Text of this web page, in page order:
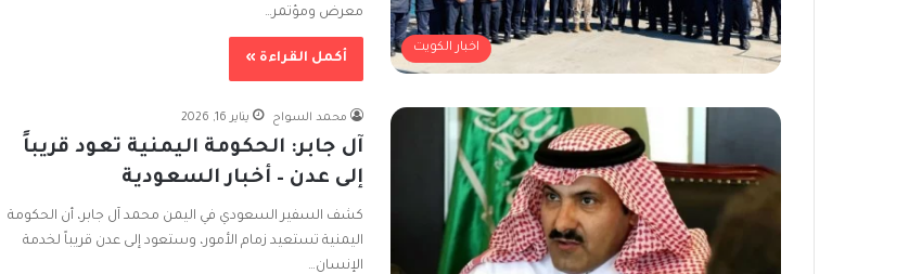
اخبار الكويت
معرض ومؤتمر…
أكمل القراءة »
محمد السواح يناير 16, 2026
آل جابر: الحكومة اليمنية تعود قريباً
إلى عدن – أخبار السعودية
كشف السفير السعودي في اليمن محمد آل جابر، أن الحكومة
اليمنية تستعيد زمام الأمور، وستعود إلى عدن قريباً لخدمة
الإنسان…